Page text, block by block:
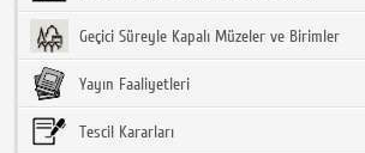
Geçici Süreyle Kapalı Müzeler ve Birimler
Yayın Faaliyetleri
Tescil Kararları